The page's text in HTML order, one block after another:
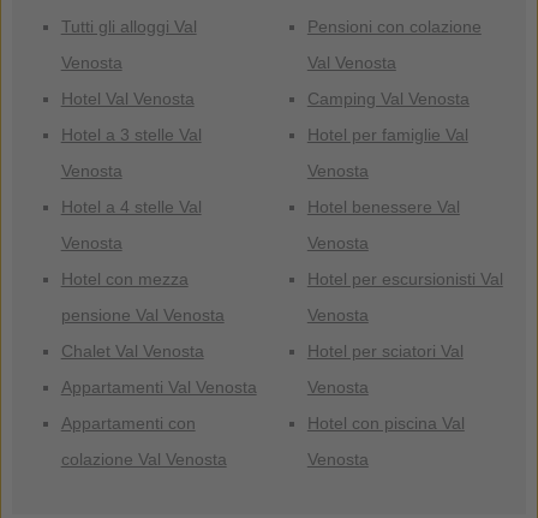
Tutti gli alloggi Val
Venosta
Hotel Val Venosta
Hotel a 3 stelle Val
Venosta
Hotel a 4 stelle Val
Venosta
Hotel con mezza
pensione Val Venosta
Chalet Val Venosta
Appartamenti Val Venosta
Appartamenti con
colazione Val Venosta
Pensioni con colazione
Val Venosta
Camping Val Venosta
Hotel per famiglie Val
Venosta
Hotel benessere Val
Venosta
Hotel per escursionisti Val
Venosta
Hotel per sciatori Val
Venosta
Hotel con piscina Val
Venosta